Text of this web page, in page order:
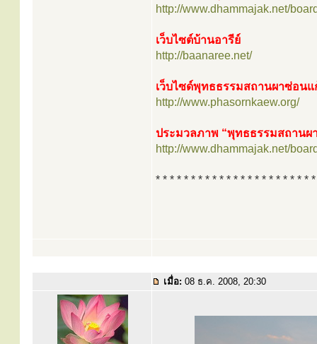
http://www.dhammajak.net/
เว็บไซต์บ้านอารีย์
http://baanaree.net/
เว็บไซด์พุทธธรรมสถานผาซ่อนแ
http://www.phasornkaew.org/
ประมวลภาพ “พุทธธรรมสถานผ
http://www.dhammajak.net/
* * * * * * * * * * * * * * * * * * * * * *
เมื่อ: 08 ธ.ค. 2008, 20:30